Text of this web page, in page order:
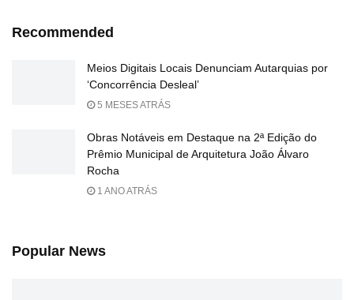
Recommended
Meios Digitais Locais Denunciam Autarquias por
‘Concorrência Desleal’
5 MESES ATRÁS
Obras Notáveis em Destaque na 2ª Edição do
Prêmio Municipal de Arquitetura João Álvaro
Rocha
1 ANO ATRÁS
Popular News